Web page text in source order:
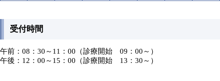
受付時間
午前：08：30～11：00（診療開始 09：00～）
午後：12：00～15：00（診療開始 13：30～）